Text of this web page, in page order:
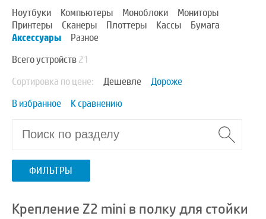
Ноутбуки Компьютеры Моноблоки
Мониторы
Принтеры
Сканеры Плоттеры Кассы
Бумага
Аксессуары
Разное
Всего устройств21
Сортировка по цене:
Дешевле
Дороже
В избранное
К сравнению
ФИЛЬТРЫ
Крепление Z2 mini в полку для стойки